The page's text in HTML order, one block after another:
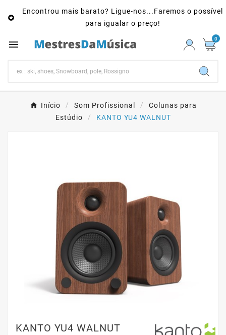

Encontrou mais barato? Ligue-nos...Faremos o possível
para igualar o preço!
 0
Início Som Profissional
Colunas para
Estúdio
KANTO YU4 WALNUT
KANTO YU4 WALNUT